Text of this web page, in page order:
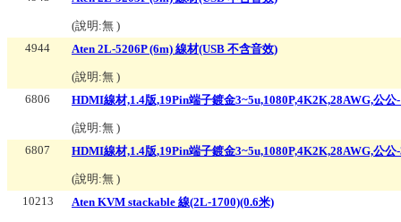
(說明:無 )
4944
Aten 2L-5206P (6m) 線材(USB 不含音效)
(說明:無 )
6806
HDMI線材,1.4版,19Pin端子鍍金3~5u,1080P,4K2K,28AWG,公公
(說明:無 )
6807
HDMI線材,1.4版,19Pin端子鍍金3~5u,1080P,4K2K,28AWG,公公
(說明:無 )
10213
Aten KVM stackable 線(2L-1700)(0.6米)